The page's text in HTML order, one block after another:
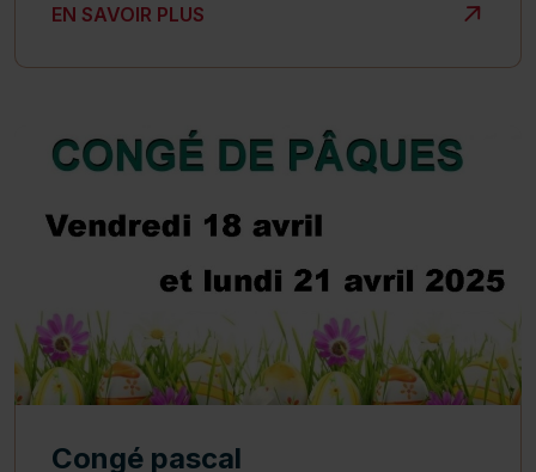
EN SAVOIR PLUS
JOURNÉE NATIONALE DES PATRIOTES
Congé pascal